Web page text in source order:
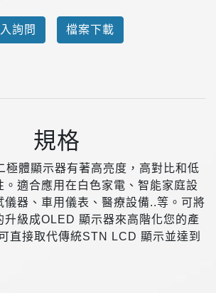
詢問 檔案下載
規格
極體顯示器有著高亮度，高對比和低
。適合應用在白色家電、智能家庭設
儀器、車用儀表、醫療設備..等。可將
升級成OLED 顯示器來高階化您的產
直接取代傳統STN LCD 顯示並達到